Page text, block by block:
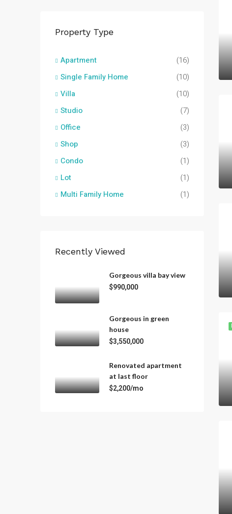
Property Type
Apartment
(16)
Single Family Home
(10)
Villa
(10)
Studio
(7)
Office
(3)
Shop
(3)
Condo
(1)
Lot
(1)
Multi Family Home
(1)
Recently Viewed
Gorgeous villa bay view
$990,000
Gorgeous in green
house
$3,550,000
Renovated apartment
at last floor
$2,200/mo